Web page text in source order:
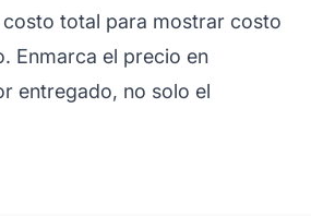
costo total para mostrar costo
Enmarca el precio en
entregado, no solo el